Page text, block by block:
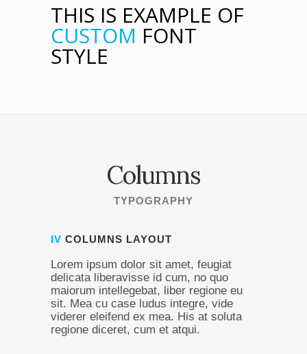
THIS IS EXAMPLE OF
CUSTOM FONT
STYLE
Columns
TYPOGRAPHY
IV COLUMNS LAYOUT
Lorem ipsum dolor sit amet, feugiat
delicata liberavisse id cum, no quo
maiorum intellegebat, liber regione eu
sit. Mea cu case ludus integre, vide
viderer eleifend ex mea. His at soluta
regione diceret, cum et atqui.